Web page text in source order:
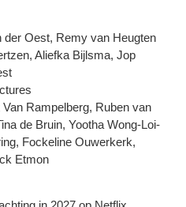
Oest, Remy van Heugten
Aliefka Bijlsma, Jop
Rampelberg, Ruben van
de Bruin, Yootha Wong-Loi-
Fockeline Ouwerkerk,
Etmon